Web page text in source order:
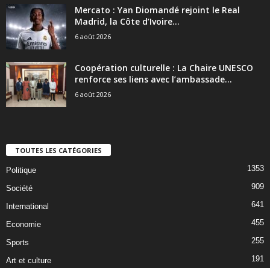
Mercato : Yan Diomandé rejoint le Real
Madrid, la Côte d’Ivoire...
6 août 2026
Coopération culturelle : La Chaire UNESCO
renforce ses liens avec l’ambassade...
6 août 2026
TOUTES LES CATÉGORIES
Politique 1353
Société 909
International 641
Economie 455
Sports 255
Art et culture 191